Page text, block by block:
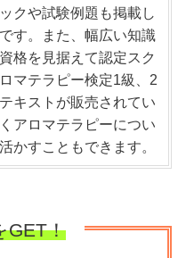
クや試験例題も掲載し
す。また、幅広い知識
格を見据えて認定スク
マテラピー検定1級、2
キストが販売されてい
アロマテラピーについ
かすこともできます。
GET！